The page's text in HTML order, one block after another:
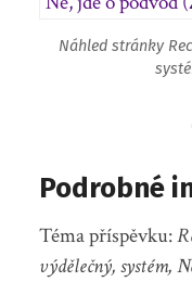
Náhled stránky
Podrobné
Téma příspěvku:
výdělečný, systém,